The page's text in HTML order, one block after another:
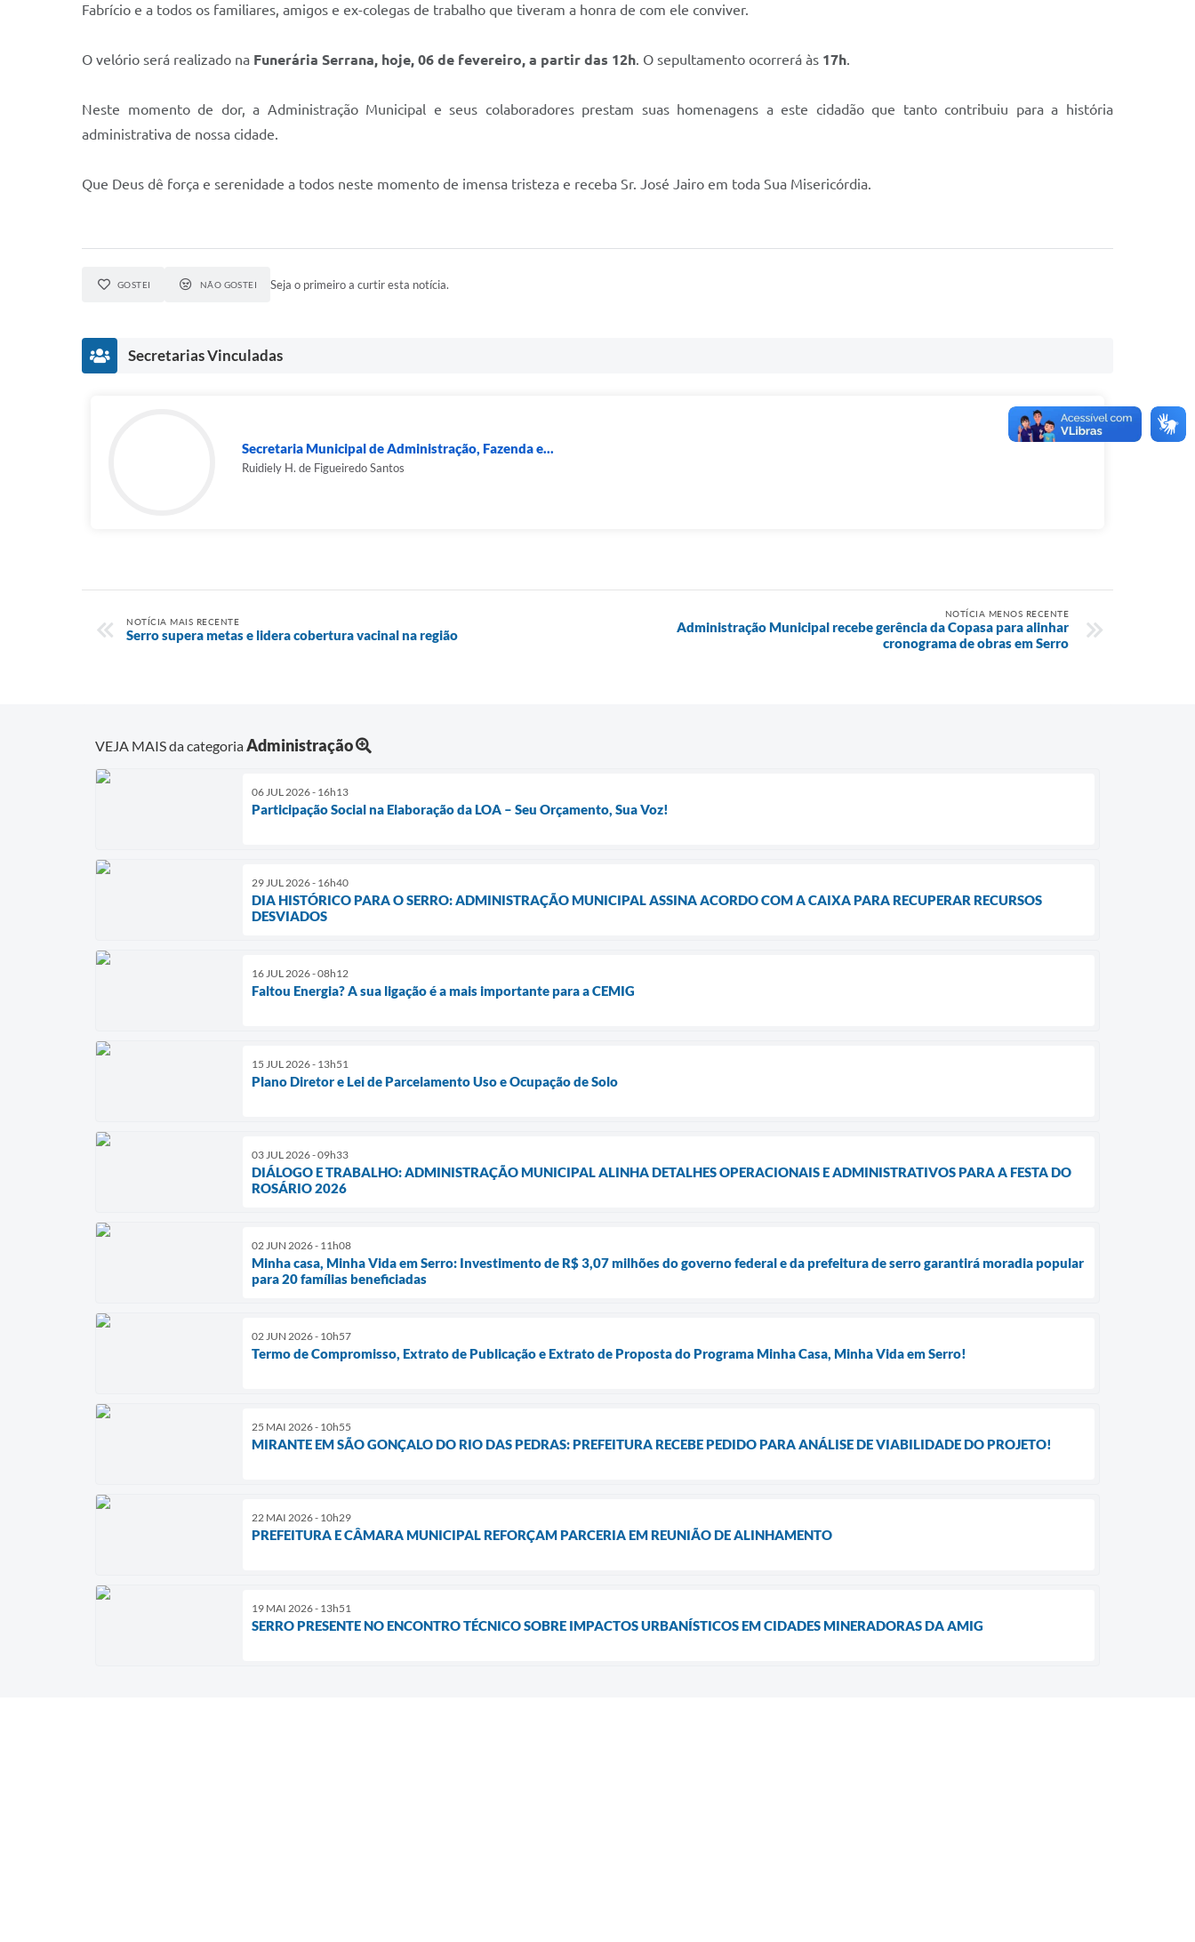
Fabrício e a todos os familiares, amigos e ex-colegas de trabalho que tiveram a honra de com ele conviver.
O velório será realizado na Funerária Serrana, hoje, 06 de fevereiro, a partir das 12h. O sepultamento ocorrerá às 17h.
Neste momento de dor, a Administração Municipal e seus colaboradores prestam suas homenagens a este cidadão que tanto contribuiu para a história
administrativa de nossa cidade.
Que Deus dê força e serenidade a todos neste momento de imensa tristeza e receba Sr. José Jairo em toda Sua Misericórdia.
GOSTEI NÃO GOSTEI Seja o primeiro a curtir esta notícia.
Secretarias Vinculadas
Secretaria Municipal de Administração, Fazenda e...
Ruidiely H. de Figueiredo Santos
NOTÍCIA MAIS RECENTE
Serro supera metas e lidera cobertura vacinal na região
NOTÍCIA MENOS RECENTE
Administração Municipal recebe gerência da Copasa para alinhar
cronograma de obras em Serro
VEJA MAIS da categoriaAdministração
06 JUL 2026 - 16h13
Participação Social na Elaboração da LOA – Seu Orçamento, Sua Voz!
29 JUL 2026 - 16h40
DIA HISTÓRICO PARA O SERRO: ADMINISTRAÇÃO MUNICIPAL ASSINA ACORDO COM A CAIXA PARA RECUPERAR RECURSOS
DESVIADOS
16 JUL 2026 - 08h12
Faltou Energia? A sua ligação é a mais importante para a CEMIG
15 JUL 2026 - 13h51
Plano Diretor e Lei de Parcelamento Uso e Ocupação de Solo
03 JUL 2026 - 09h33
DIÁLOGO E TRABALHO: ADMINISTRAÇÃO MUNICIPAL ALINHA DETALHES OPERACIONAIS E ADMINISTRATIVOS PARA A FESTA DO
ROSÁRIO 2026
02 JUN 2026 - 11h08
Minha casa, Minha Vida em Serro: Investimento de R$ 3,07 milhões do governo federal e da prefeitura de serro garantirá moradia popular
para 20 famílias beneficiadas
02 JUN 2026 - 10h57
Termo de Compromisso, Extrato de Publicação e Extrato de Proposta do Programa Minha Casa, Minha Vida em Serro!
25 MAI 2026 - 10h55
MIRANTE EM SÃO GONÇALO DO RIO DAS PEDRAS: PREFEITURA RECEBE PEDIDO PARA ANÁLISE DE VIABILIDADE DO PROJETO!
22 MAI 2026 - 10h29
PREFEITURA E CÂMARA MUNICIPAL REFORÇAM PARCERIA EM REUNIÃO DE ALINHAMENTO
19 MAI 2026 - 13h51
SERRO PRESENTE NO ENCONTRO TÉCNICO SOBRE IMPACTOS URBANÍSTICOS EM CIDADES MINERADORAS DA AMIG